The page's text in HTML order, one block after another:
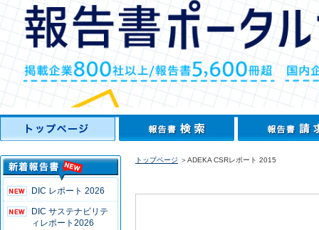
DIC レポート 2026
DIC サステナビリテ
ィレポート2026
トップページ ＞ADEKA CSRレポート 2015